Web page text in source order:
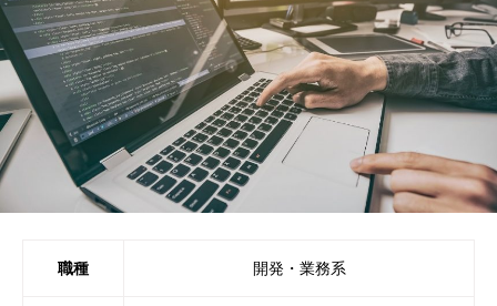
職種 開発・業務系